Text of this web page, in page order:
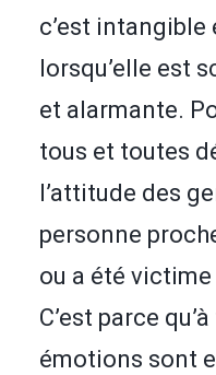
c’est
lorsqu’elle est
et alarmante.
tous et toutes
l’attitude des
personne
ou a été victime
C’est parce
émotions sont